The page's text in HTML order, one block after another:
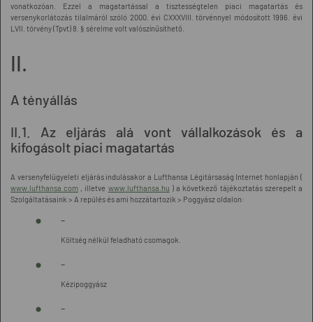
vonatkozóan. Ezzel a magatartással a tisztességtelen piaci magatartás és
versenykorlátozás tilalmáról szóló 2000. évi CXXXVIII. törvénnyel módosított 1996. évi
LVII. törvény (Tpvt) 8. § sérelme volt valószínűsíthető.
II.
A tényállás
II.1. Az eljárás alá vont vállalkozások és a
kifogásolt piaci magatartás
A versenyfelügyeleti eljárás indulásakor a Lufthansa Légitársaság Internet honlapján (
www.lufthansa.com , illetve www.lufthansa.hu ) a következő tájékoztatás szerepelt a
Szolgáltatásaink > A repülés és ami hozzátartozik > Poggyász oldalon:
-
Költség nélkül feladható csomagok.
-
Kézipoggyász
-